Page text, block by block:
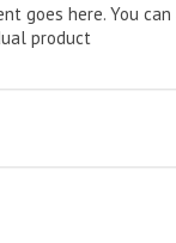
goes here. You
product